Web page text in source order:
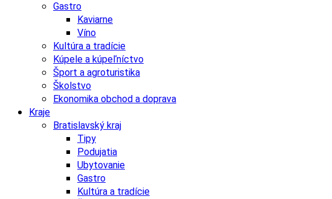
Gastro
Kaviarne
Víno
Kultúra a tradície
Kúpele a kúpeľníctvo
Šport a agroturistika
Školstvo
Ekonomika obchod a doprava
Kraje
Bratislavský kraj
Tipy
Podujatia
Ubytovanie
Gastro
Kultúra a tradície